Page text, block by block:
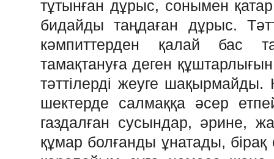
тұтынған дұрыс, сонымен
бидайды таңдаған дұрыс.
кәмпиттерден қалай бас
тамақтануға деген
тәттілерді жеуге шақырмайды.
шектерде салмаққа әсер
газдалған сусындар, әрине,
құмар болғанды ұнатады,